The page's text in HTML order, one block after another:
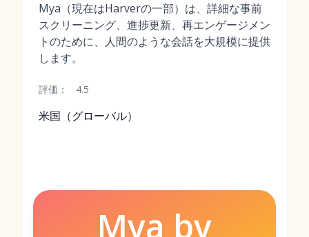
Mya（現在はHarverの一部）は、詳細な事前
スクリーニング、進捗更新、再エンゲージメン
トのために、人間のような会話を大規模に提供
します。
評価： 4.5
米国（グローバル）
Mya by